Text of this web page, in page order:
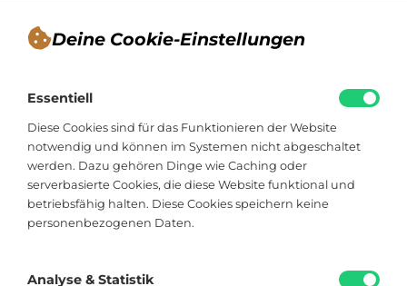
Deine Cookie-Einstellungen
Essentiell
Diese Cookies sind für das Funktionieren der Website
notwendig und können im Systemen nicht abgeschaltet
werden. Dazu gehören Dinge wie Caching oder
serverbasierte Cookies, die diese Website funktional und
betriebsfähig halten. Diese Cookies speichern keine
personenbezogenen Daten.
Analyse & Statistik
Blogger, Berater für nachhaltiges
Kommunikationsdesign, Catering
Viktoriastraße 48
33602 Bielefeld
hallo@soistfein.de